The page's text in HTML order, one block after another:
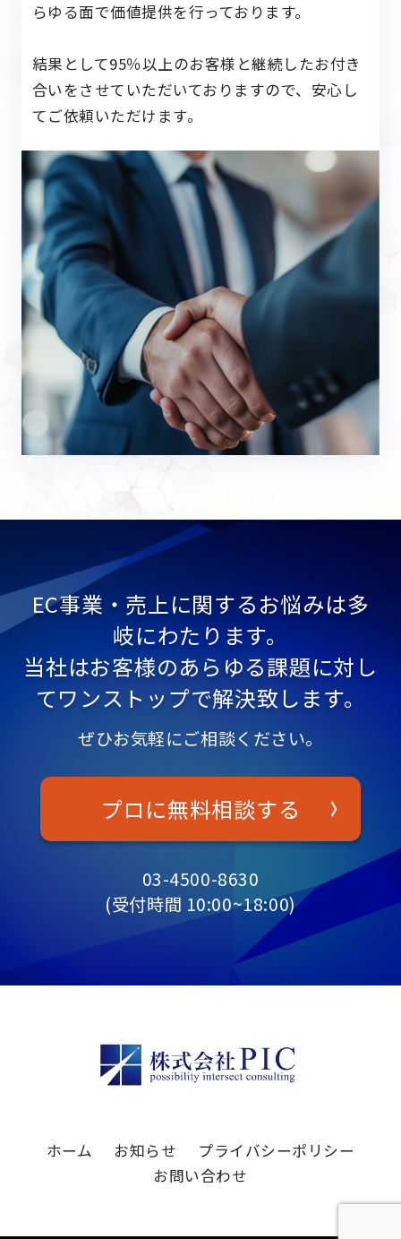
らゆる面で価値提供を行っております。
結果として95％以上のお客様と継続したお付き
合いをさせていただいておりますので、安心し
てご依頼いただけます。
EC事業・売上に関するお悩みは多
岐にわたります。
当社はお客様のあらゆる課題に対し
てワンストップで解決致します。
ぜひお気軽にご相談ください。
プロに無料相談する
03-4500-8630
(受付時間 10:00~18:00)
ホーム お知らせ
プライバシーポリシー
お問い合わせ